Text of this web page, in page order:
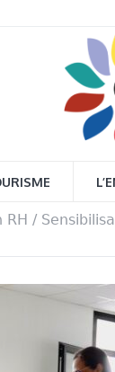
RH /